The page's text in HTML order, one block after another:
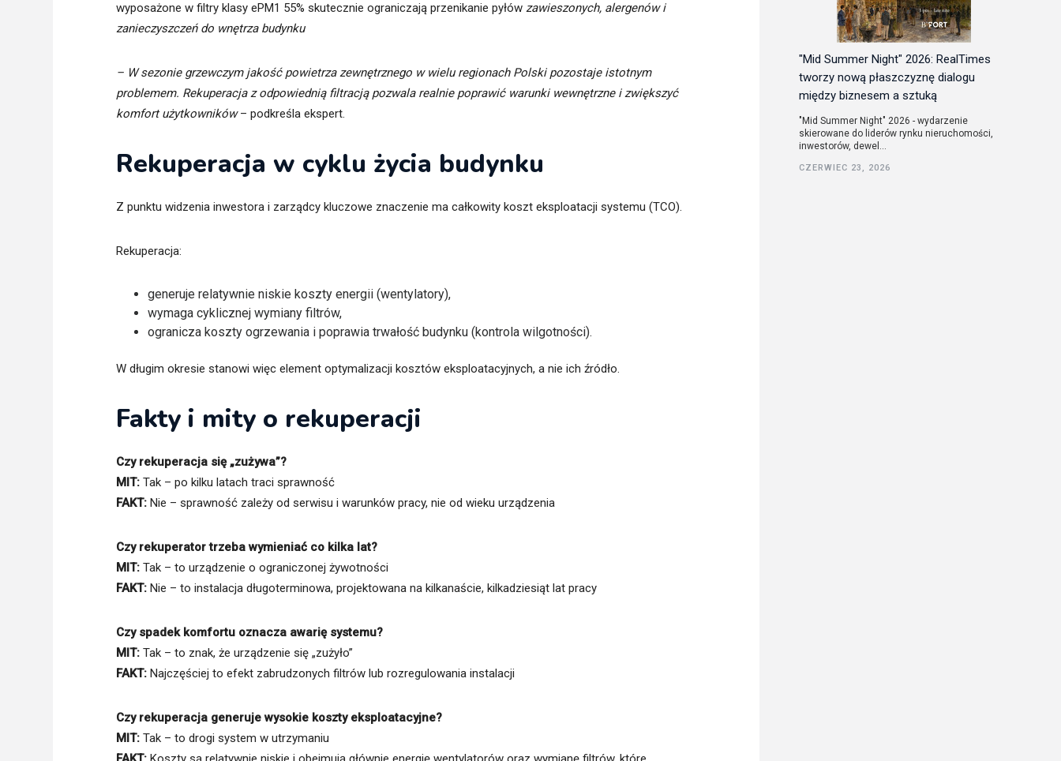
wyposażone w filtry klasy ePM1 55% skutecznie ograniczają przenikanie pyłów zawieszonych, alergenów i
zanieczyszczeń do wnętrza budynku
– W sezonie grzewczym jakość powietrza zewnętrznego w wielu regionach Polski pozostaje istotnym
problemem. Rekuperacja z odpowiednią filtracją pozwala realnie poprawić warunki wewnętrzne i zwiększyć
komfort użytkowników– podkreśla ekspert.
Rekuperacja w cyklu życia budynku
Z punktu widzenia inwestora i zarządcy kluczowe znaczenie ma całkowity koszt eksploatacji systemu (TCO).
Rekuperacja:
generuje relatywnie niskie koszty energii (wentylatory),
wymaga cyklicznej wymiany filtrów,
ogranicza koszty ogrzewania i poprawia trwałość budynku (kontrola wilgotności).
W długim okresie stanowi więc element optymalizacji kosztów eksploatacyjnych, a nie ich źródło.
Fakty i mity o rekuperacji
Czy rekuperacja się „zużywa”?
MIT: Tak – po kilku latach traci sprawność
FAKT: Nie – sprawność zależy od serwisu i warunków pracy, nie od wieku urządzenia
Czy rekuperator trzeba wymieniać co kilka lat?
MIT: Tak – to urządzenie o ograniczonej żywotności
FAKT: Nie – to instalacja długoterminowa, projektowana na kilkanaście, kilkadziesiąt lat pracy
Czy spadek komfortu oznacza awarię systemu?
MIT: Tak – to znak, że urządzenie się „zużyło”
FAKT: Najczęściej to efekt zabrudzonych filtrów lub rozregulowania instalacji
Czy rekuperacja generuje wysokie koszty eksploatacyjne?
MIT: Tak – to drogi system w utrzymaniu
"Mid Summer Night" 2026: RealTimes
tworzy nową płaszczyznę dialogu
między biznesem a sztuką
"Mid Summer Night" 2026 - wydarzenie
skierowane do liderów rynku nieruchomości,
inwestorów, dewel...
CZERWIEC 23, 2026